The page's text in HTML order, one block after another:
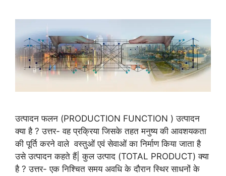
उत्पादन फलन (PRODUCTION FUNCTION ) उत्पादन
क्या है ? उत्तर- वह प्रक्रिया जिसके तहत मनुष्य की आवशयकता
की पूर्ति करने वाले वस्तुओं एवं सेवाओं का निर्माण किया जाता है
उसे उत्पादन कहते हैं| कुल उत्पाद (TOTAL PRODUCT) क्या
है ? उत्तर- एक निश्चित समय अवधि के दौरान स्थिर साधनों के